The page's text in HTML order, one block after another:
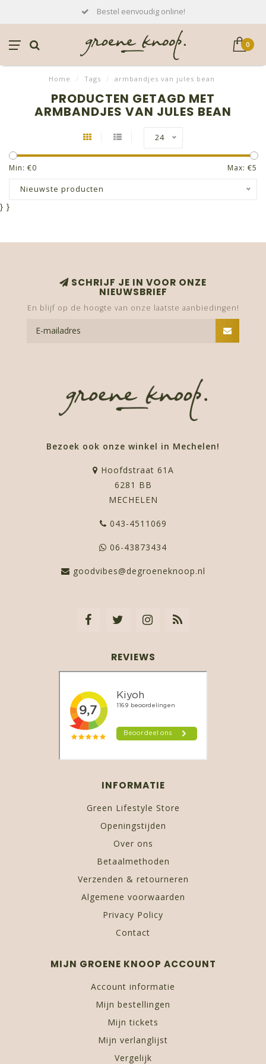
Bestel eenvoudig online!
0
Home / Tags / armbandjes van jules bean
PRODUCTEN GETAGD MET
ARMBANDJES VAN JULES BEAN
24
Min: €0 Max: €5
Nieuwste producten
} }
SCHRIJF JE IN VOOR ONZE
NIEUWSBRIEF
En blijf op de hoogte van onze laatste aanbiedingen!
Bezoek ook onze winkel in Mechelen!
Hoofdstraat 61A
6281 BB
MECHELEN
043-4511069
06-43873434
goodvibes@degroeneknoop.nl
REVIEWS
INFORMATIE
Green Lifestyle Store
Openingstijden
Over ons
Betaalmethoden
Verzenden & retourneren
Algemene voorwaarden
Privacy Policy
Contact
MIJN GROENE KNOOP ACCOUNT
Account informatie
Mijn bestellingen
Mijn tickets
Mijn verlanglijst
Vergelijk